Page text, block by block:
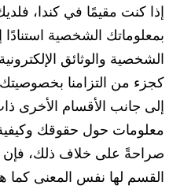
إذا كنت مقيمًا في كندا،
بمعلوماتك الشخصية
كجزء من التزامنا
إلى جانب الأقسام الأخرى
معلومات حول حقوقك
صراحةً على خلاف ذلك،
القسم لها نفس المعنى كما